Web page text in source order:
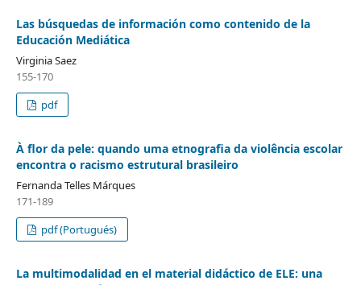
Las búsquedas de información como contenido de la
Educación Mediática
Virginia Saez
155-170
pdf
À flor da pele: quando uma etnografia da violência escolar
encontra o racismo estrutural brasileiro
Fernanda Telles Márques
171-189
pdf (Portugués)
La multimodalidad en el material didáctico de ELE: una